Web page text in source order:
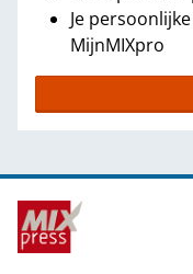
Je
MijnMIXpro